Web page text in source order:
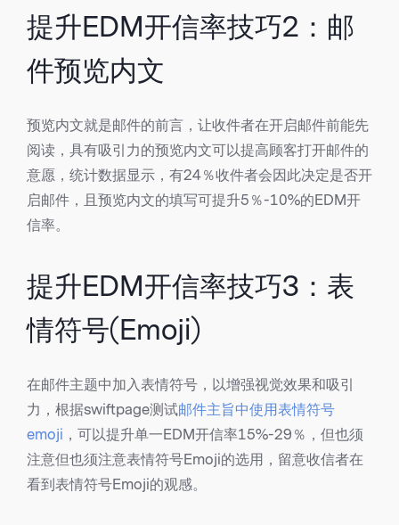
提升EDM开信率技巧2：邮
件预览内文
预览内文就是邮件的前言，让收件者在开启邮件前能先
阅读，具有吸引力的预览内文可以提高顾客打开邮件的
意愿，统计数据显示，有24％收件者会因此决定是否开
启邮件，且预览内文的填写可提升5％-10%的EDM开
信率。
提升EDM开信率技巧3：表
情符号(Emoji)
在邮件主题中加入表情符号，以增强视觉效果和吸引
力，根据swiftpage测试邮件主旨中使用表情符号
emoji ，可以提升单一EDM开信率15%-29％，但也须
注意但也须注意表情符号Emoji的选用，留意收信者在
看到表情符号Emoji的观感。